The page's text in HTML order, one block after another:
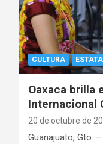
CULTURA
Oaxaca brilla
Internacional
20 de octubre de
Guanajuato, Gto.